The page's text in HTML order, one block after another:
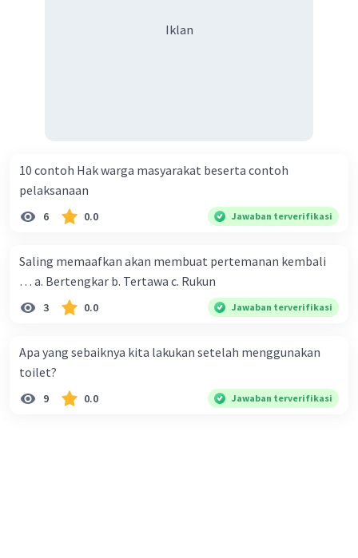
Iklan
10 contoh Hak warga masyarakat beserta contoh
pelaksanaan
6 0.0 Jawaban terverifikasi
Saling memaafkan akan membuat pertemanan kembali
… a. Bertengkar b. Tertawa c. Rukun
3 0.0 Jawaban terverifikasi
Apa yang sebaiknya kita lakukan setelah menggunakan
toilet?
9 0.0 Jawaban terverifikasi